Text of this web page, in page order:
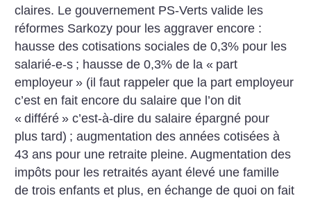
claires. Le gouvernement PS-Verts valide les
réformes Sarkozy pour les aggraver encore :
hausse des cotisations sociales de 0,3% pour les
salarié-e-s ; hausse de 0,3% de la « part
employeur » (il faut rappeler que la part employeur
c’est en fait encore du salaire que l’on dit
« différé » c’est-à-dire du salaire épargné pour
plus tard) ; augmentation des années cotisées à
43 ans pour une retraite pleine. Augmentation des
impôts pour les retraités ayant élevé une famille
de trois enfants et plus, en échange de quoi on fait